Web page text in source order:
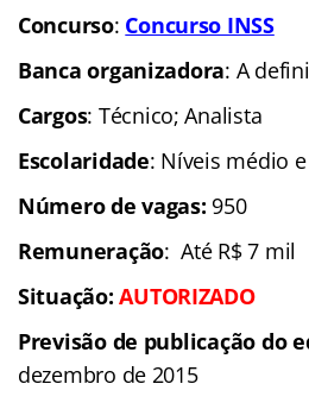
Concurso: Concurso INSS
Banca organizadora: A
Cargos: Técnico; Analista
Escolaridade: Níveis médio
Número de vagas: 950
Remuneração: Até R$ 7 mil
Situação:AUTORIZADO
Previsão de publicação do
dezembro de 2015